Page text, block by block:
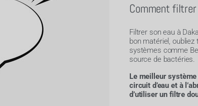
Comment filtrer
Filtrer son eau à
bon matériel,
systèmes comme
source de bactéries.
Le meilleur
circuit d’eau et à
d’utiliser un filtre